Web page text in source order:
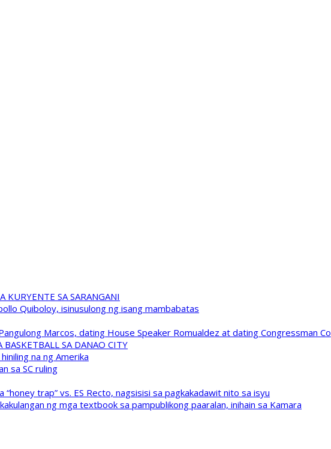
KURYENTE SA SARANGANI
Quiboloy, isinusulong ng isang mambabatas
Marcos, dating House Speaker Romualdez at dating Congressman Co
BASKETBALL SA DANAO CITY
na ng Amerika
sa SC ruling
trap” vs. ES Recto, nagsisisi sa pagkakadawit nito sa isyu
ng mga textbook sa pampublikong paaralan, inihain sa Kamara